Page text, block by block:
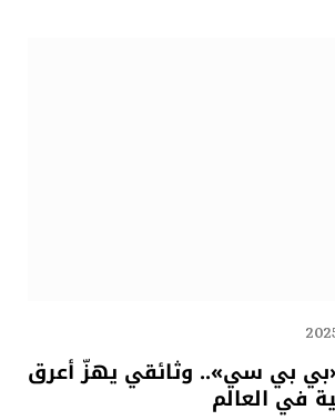
بي سي».. وثائقي يهزّ أعرق
في العالم